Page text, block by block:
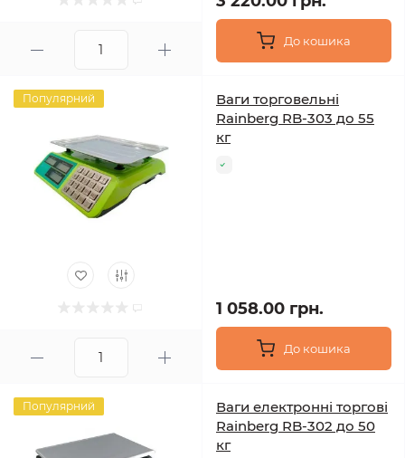
До кошика
Популярний
Ваги торговельні
Rainberg RB-303 до 55
кг
1 058.00 грн.
До кошика
Популярний
Ваги електронні торгові
Rainberg RB-302 до 50
кг